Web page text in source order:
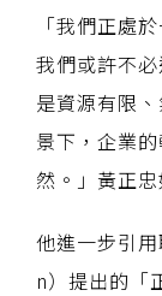
「我們正處
我們或許不
是資源有限
景下，企業
然。」黃正
他進一步引
n）提出的「